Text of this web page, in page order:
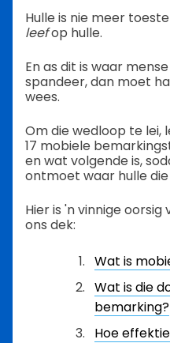
Hulle is nie meer
leefop hulle.
En as dit is waar
spandeer, dan moet
wees.
Om die wedloop te lei,
17 mobiele
en wat volgende is,
ontmoet waar hulle
Hier is 'n vinnige
ons dek:
Wat is
Wat is die
bemarking?
Hoe